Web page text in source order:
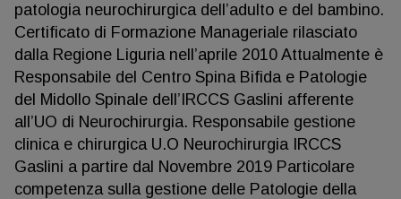
patologia neurochirurgica dell’adulto e del bambino.
Certificato di Formazione Manageriale rilasciato
dalla Regione Liguria nell’aprile 2010 Attualmente è
Responsabile del Centro Spina Bifida e Patologie
del Midollo Spinale dell’IRCCS Gaslini afferente
all’UO di Neurochirurgia. Responsabile gestione
clinica e chirurgica U.O Neurochirurgia IRCCS
Gaslini a partire dal Novembre 2019 Particolare
competenza sulla gestione delle Patologie della